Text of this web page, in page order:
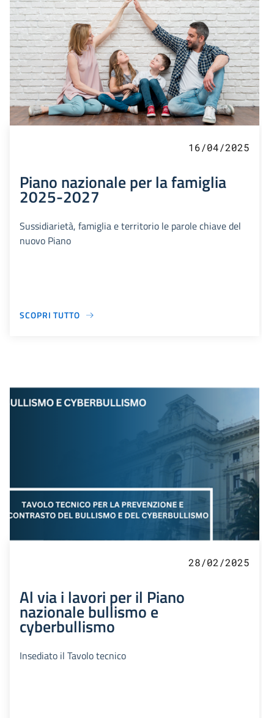
16/04/2025
Piano nazionale per la famiglia
2025-2027
Sussidiarietà, famiglia e territorio le parole chiave del
nuovo Piano
SCOPRI TUTTO
28/02/2025
Al via i lavori per il Piano
nazionale bullismo e
cyberbullismo
Insediato il Tavolo tecnico